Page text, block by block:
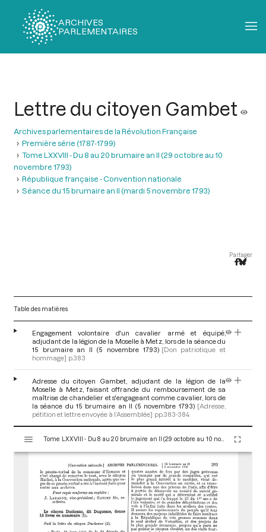
ARCHIVES
PARLEMENTAIRES
Lettre du citoyen Gambet
Archives parlementaires de la Révolution Française
Première série (1787-1799)
Tome LXXVIII - Du 8 au 20 brumaire an II (29 octobre au 10
novembre 1793)
République française - Convention nationale
Séance du 15 brumaire an II (mardi 5 novembre 1793)
Partager
Table des matières
Engagement volontaire d'un cavalier armé et équipé,
adjudant de la légion de la Moselle à Metz, lors de la séance du
15 brumaire an II (5 novembre 1793) [Don patriotique et
hommage] p.383
Adresse du citoyen Gambet, adjudant de la légion de la
Moselle à Metz, faisant offrande du remboursement de sa
maîtrise de chandelier et s'engageant comme cavalier, lors de
la séance du 15 brumaire an II (5 novembre 1793) [Adresse,
pétition et lettre envoyée à l’Assemblée] pp.383-384
s